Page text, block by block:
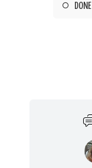
DONE